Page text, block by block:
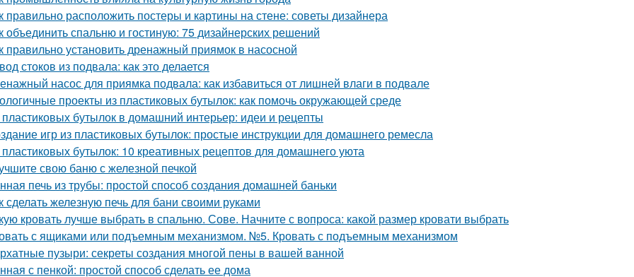
правильно расположить постеры и картины на стене: советы дизайнера
объединить спальню и гостиную: 75 дизайнерских решений
правильно установить дренажный приямок в насосной
стоков из подвала: как это делается
насос для приямка подвала: как избавиться от лишней влаги в подвале
проекты из пластиковых бутылок: как помочь окружающей среде
бутылок в домашний интерьер: идеи и рецепты
игр из пластиковых бутылок: простые инструкции для домашнего ремесла
бутылок: 10 креативных рецептов для домашнего уюта
свою баню с железной печкой
печь из трубы: простой способ создания домашней баньки
сделать железную печь для бани своими руками
кровать лучше выбрать в спальню. Сове. Начните с вопроса: какой размер кровати выбрать
с ящиками или подъемным механизмом. №5. Кровать с подъемным механизмом
пузыри: секреты создания многой пены в вашей ванной
с пенкой: простой способ сделать ее дома